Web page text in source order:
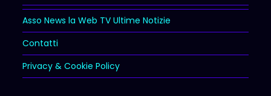
Asso News la Web TV Ultime Notizie
Contatti
Privacy & Cookie Policy